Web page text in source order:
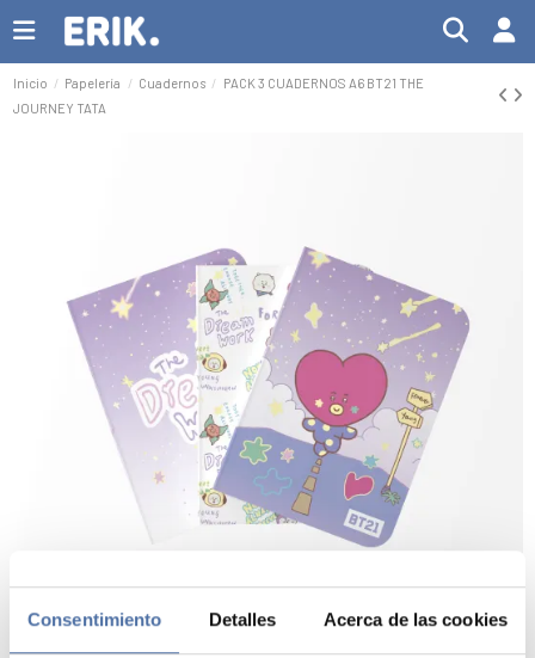
Consentimiento Detalles Acerca de las cookies
Inicio Papelería Cuadernos
PACK 3 CUADERNOS A6 BT21 THE
JOURNEY TATA